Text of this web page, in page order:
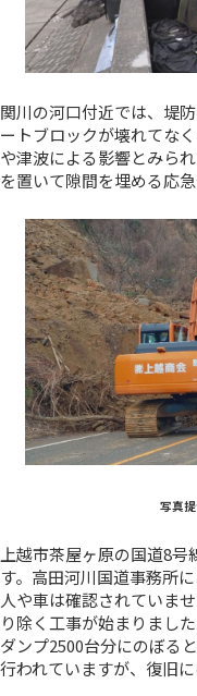
関川の河口付近では、堤
ートブロックが壊れてな
や津波による影響とみら
を置いて隙間を埋める応
写真
上越市茶屋ヶ原の国道8号
す。高田河川国道事務所
人や車は確認されていま
り除く工事が始まりまし
ダンプ2500台分にのぼる
行われていますが、復旧